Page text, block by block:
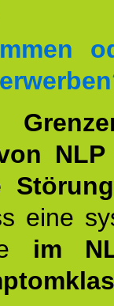
NLP
eine
im